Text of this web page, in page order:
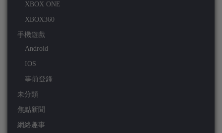
XBOX ONE
XBOX360
手機遊戲
Android
IOS
事前登錄
未分類
焦點新聞
網絡趣事